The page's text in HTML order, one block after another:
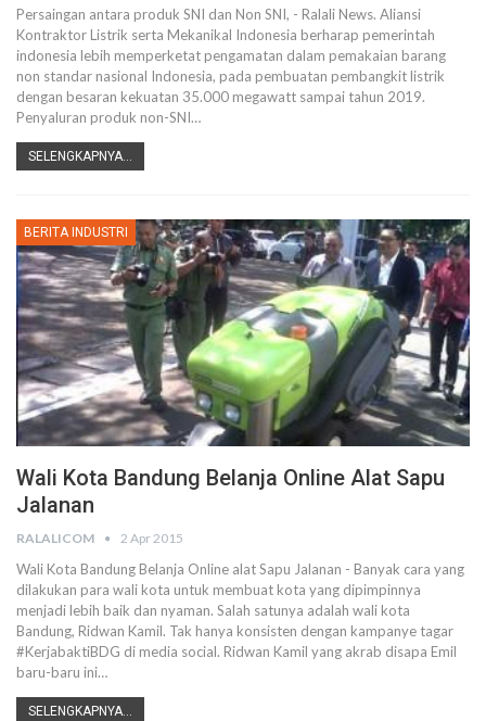
Persaingan antara produk SNI dan Non SNI, - Ralali News. Aliansi
Kontraktor Listrik serta Mekanikal Indonesia berharap pemerintah
indonesia lebih memperketat pengamatan dalam pemakaian barang
non standar nasional Indonesia, pada pembuatan pembangkit listrik
dengan besaran kekuatan 35.000 megawatt sampai tahun 2019.
Penyaluran produk non-SNI…
SELENGKAPNYA...
BERITA INDUSTRI
Wali Kota Bandung Belanja Online Alat Sapu
Jalanan
RALALICOM 2 Apr 2015
Wali Kota Bandung Belanja Online alat Sapu Jalanan - Banyak cara yang
dilakukan para wali kota untuk membuat kota yang dipimpinnya
menjadi lebih baik dan nyaman. Salah satunya adalah wali kota
Bandung, Ridwan Kamil. Tak hanya konsisten dengan kampanye tagar
#KerjabaktiBDG di media social. Ridwan Kamil yang akrab disapa Emil
baru-baru ini…
SELENGKAPNYA...